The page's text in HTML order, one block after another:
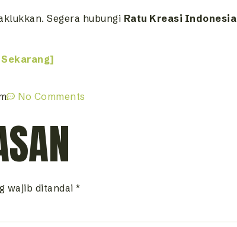
Segera hubungi Ratu Kreasi Indonesia
No Comments
wajib ditandai *